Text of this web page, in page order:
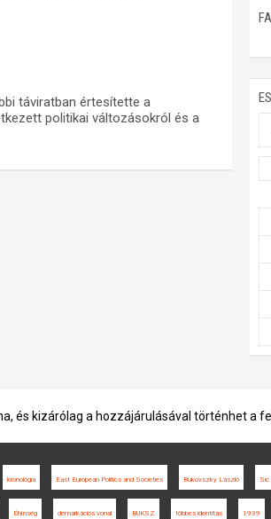
táviratban értesítette a
politikai változásokról és a
és kizárólag a hozzájárulásával történhet a
kronológia East European Politics and Societies Bukovszky László Sic
Éhínség demarkációs vonal BUKSZ többes identitás 1939